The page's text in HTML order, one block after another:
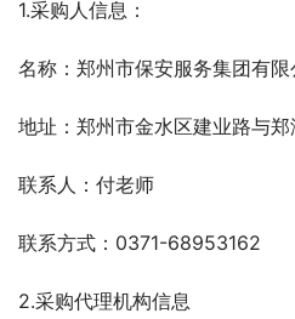
1.采购人信息：
名称：郑州市保安服务集团有限
地址：郑州市金水区建业路与
联系人：付老师
联系方式：0371-68953162
2.采购代理机构信息